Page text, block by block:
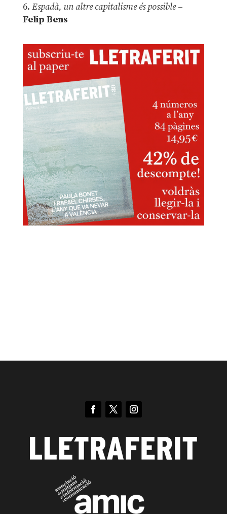
6. Espadà, un altre capitalisme és possible –
Felip Bens